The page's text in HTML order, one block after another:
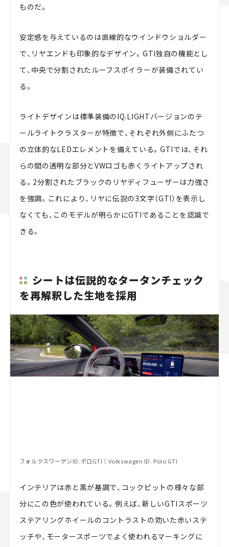
ものだ。
安定感を与えているのは直線的なウインドウショルダー
で、リヤエンドも印象的なデザイン。GTI独自の機能とし
て、中央で分割されたルーフスポイラーが装備されてい
る。
ライトデザインは標準装備のIQ.LIGHTバージョンのテ
ールライトクラスターが特徴で、それぞれ外側にふたつ
の立体的なLEDエレメントを備えている。GTIでは、それ
らの間の透明な部分とVWロゴも赤くライトアップされ
る。2分割されたブラックのリヤディフューザーは力強さ
を強調。これにより、リヤに伝説の3文字（GTI）を表示し
なくても、このモデルが明らかにGTIであることを認識で
きる。
シートは伝説的なタータンチェック
を再解釈した生地を採用
フォルクスワーゲンID.ポロGTI｜Volkswagen ID. Polo GTI
インテリアは赤と黒が基調で、コックピットの様々な部
分にこの色が使われている。例えば、新しいGTIスポーツ
ステアリングホイールのコントラストの効いた赤いステ
ッチや、モータースポーツでよく使われるマーキングに